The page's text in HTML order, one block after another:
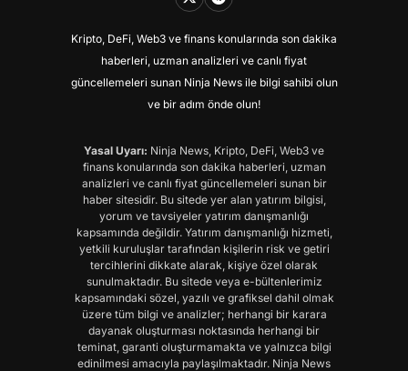
Kripto, DeFi, Web3 ve finans konularında son dakika
haberleri, uzman analizleri ve canlı fiyat
güncellemeleri sunan Ninja News ile bilgi sahibi olun
ve bir adım önde olun!
Yasal Uyarı: Ninja News, Kripto, DeFi, Web3 ve
finans konularında son dakika haberleri, uzman
analizleri ve canlı fiyat güncellemeleri sunan bir
haber sitesidir. Bu sitede yer alan yatırım bilgisi,
yorum ve tavsiyeler yatırım danışmanlığı
kapsamında değildir. Yatırım danışmanlığı hizmeti,
yetkili kuruluşlar tarafından kişilerin risk ve getiri
tercihlerini dikkate alarak, kişiye özel olarak
sunulmaktadır. Bu sitede veya e-bültenlerimiz
kapsamındaki sözel, yazılı ve grafiksel dahil olmak
üzere tüm bilgi ve analizler; herhangi bir karara
dayanak oluşturması noktasında herhangi bir
teminat, garanti oluşturmamakta ve yalnızca bilgi
edinilmesi amacıyla paylaşılmaktadır. Ninja News